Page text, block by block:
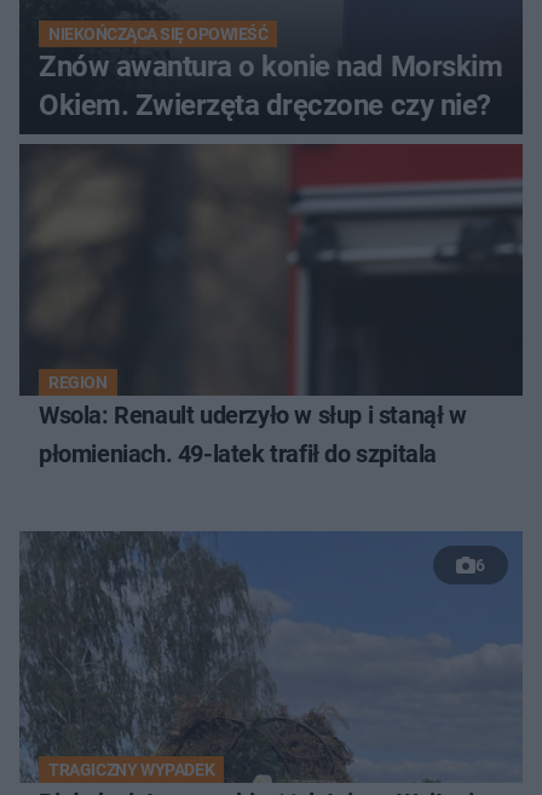
NIEKOŃCZĄCA SIĘ OPOWIEŚĆ
Znów awantura o konie nad Morskim
Okiem. Zwierzęta dręczone czy nie?
REGION
Wsola: Renault uderzyło w słup i stanął w
płomieniach. 49-latek trafił do szpitala
6
TRAGICZNY WYPADEK